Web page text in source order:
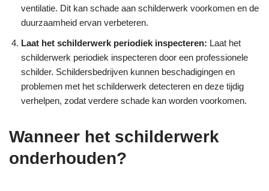
ventilatie. Dit kan schade aan schilderwerk voorkomen en de
duurzaamheid ervan verbeteren.
Laat het schilderwerk periodiek inspecteren: Laat het
schilderwerk periodiek inspecteren door een professionele
schilder. Schildersbedrijven kunnen beschadigingen en
problemen met het schilderwerk detecteren en deze tijdig
verhelpen, zodat verdere schade kan worden voorkomen.
Wanneer het schilderwerk
onderhouden?